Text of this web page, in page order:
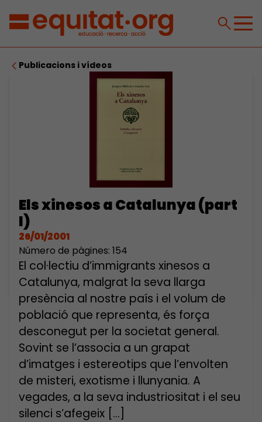
Publicacions i vídeos
Els xinesos a Catalunya (part
I)
26/01/2001
Número de pàgines: 154
El col·lectiu d’immigrants xinesos a
Catalunya, malgrat la seva llarga
presència al nostre país i el volum de
població que representa, és força
desconegut per la societat general.
Sovint se l’associa a un grapat
d’imatges i estereotips que l’envolten
de misteri, exotisme i llunyania. A
vegades, a la seva industriositat i el seu
silenci s’afegeix […]